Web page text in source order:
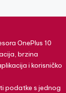
OnePlus 10
brzina
i korisničko
podatke s jednog